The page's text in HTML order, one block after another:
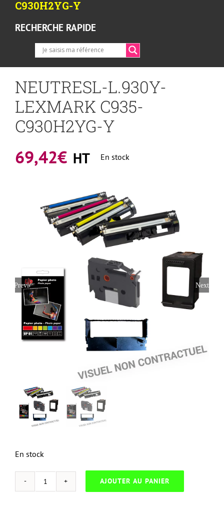
C930H2YG-Y
RECHERCHE RAPIDE
NEUTRESL-L.930Y-
LEXMARK C935-
C930H2YG-Y
69,42€ HT En stock
Previous Next
En stock
quantité
AJOUTER AU PANIER